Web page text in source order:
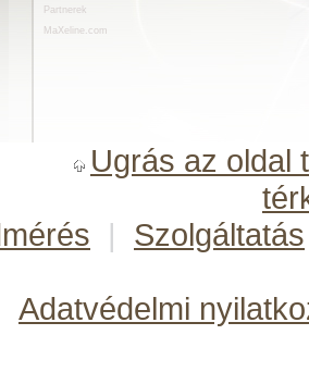
Partnerek
MaXeline.com
Ugrás az oldal
| Szolgáltatás
Adatvédelmi